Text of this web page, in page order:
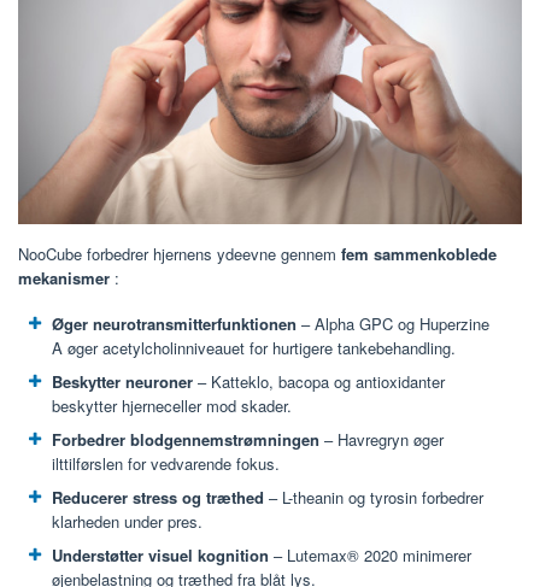
NooCube forbedrer hjernens ydeevne gennem fem sammenkoblede
mekanismer :
Øger neurotransmitterfunktionen – Alpha GPC og Huperzine
A øger acetylcholinniveauet for hurtigere tankebehandling.
Beskytter neuroner – Katteklo, bacopa og antioxidanter
beskytter hjerneceller mod skader.
Forbedrer blodgennemstrømningen – Havregryn øger
ilttilførslen for vedvarende fokus.
Reducerer stress og træthed – L-theanin og tyrosin forbedrer
klarheden under pres.
Understøtter visuel kognition – Lutemax® 2020 minimerer
øjenbelastning og træthed fra blåt lys.